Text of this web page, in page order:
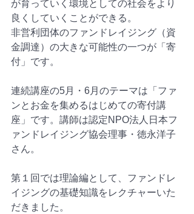
が育っていく環境としての社会をより
良くしていくことができる。
非営利団体のファンドレイジング（資
金調達）の大きな可能性の一つが「寄
付」です。
連続講座の5月・6月のテーマは「ファ
ンとお金を集めるはじめての寄付講
座」です。講師は認定NPO法人日本フ
ァンドレイジング協会理事・徳永洋子
さん。
第１回では理論編として、ファンドレ
イジングの基礎知識をレクチャーいた
だきました。